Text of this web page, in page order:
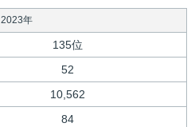
2023年
135位
52
10,562
84